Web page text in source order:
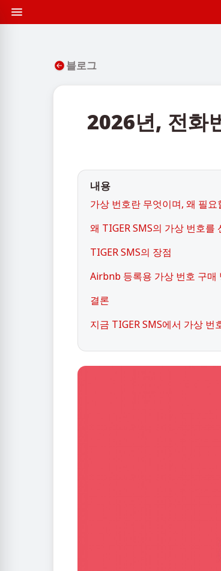
블로그
2026년, 전화
내용
가상 번호란 무엇이며, 왜 필요
왜 TIGER SMS의 가상 번호를
TIGER SMS의 장점
Airbnb 등록용 가상 번호 구매
결론
지금 TIGER SMS에서 가상